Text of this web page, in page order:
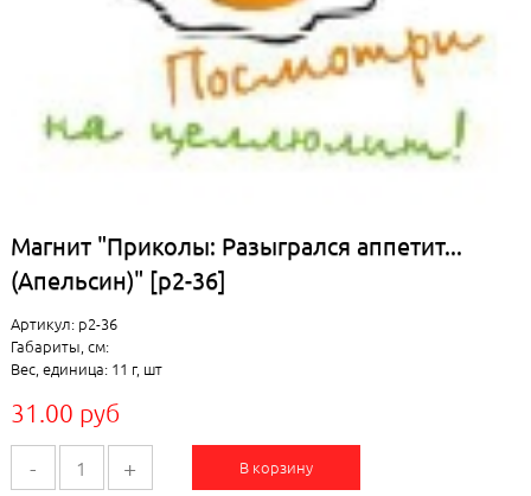
Магнит "Приколы: Разыгрался аппетит...
(Апельсин)" [р2-36]
Артикул: р2-36
Габариты, см:
Вес, единица: 11 г, шт
31.00 руб
- + В корзину